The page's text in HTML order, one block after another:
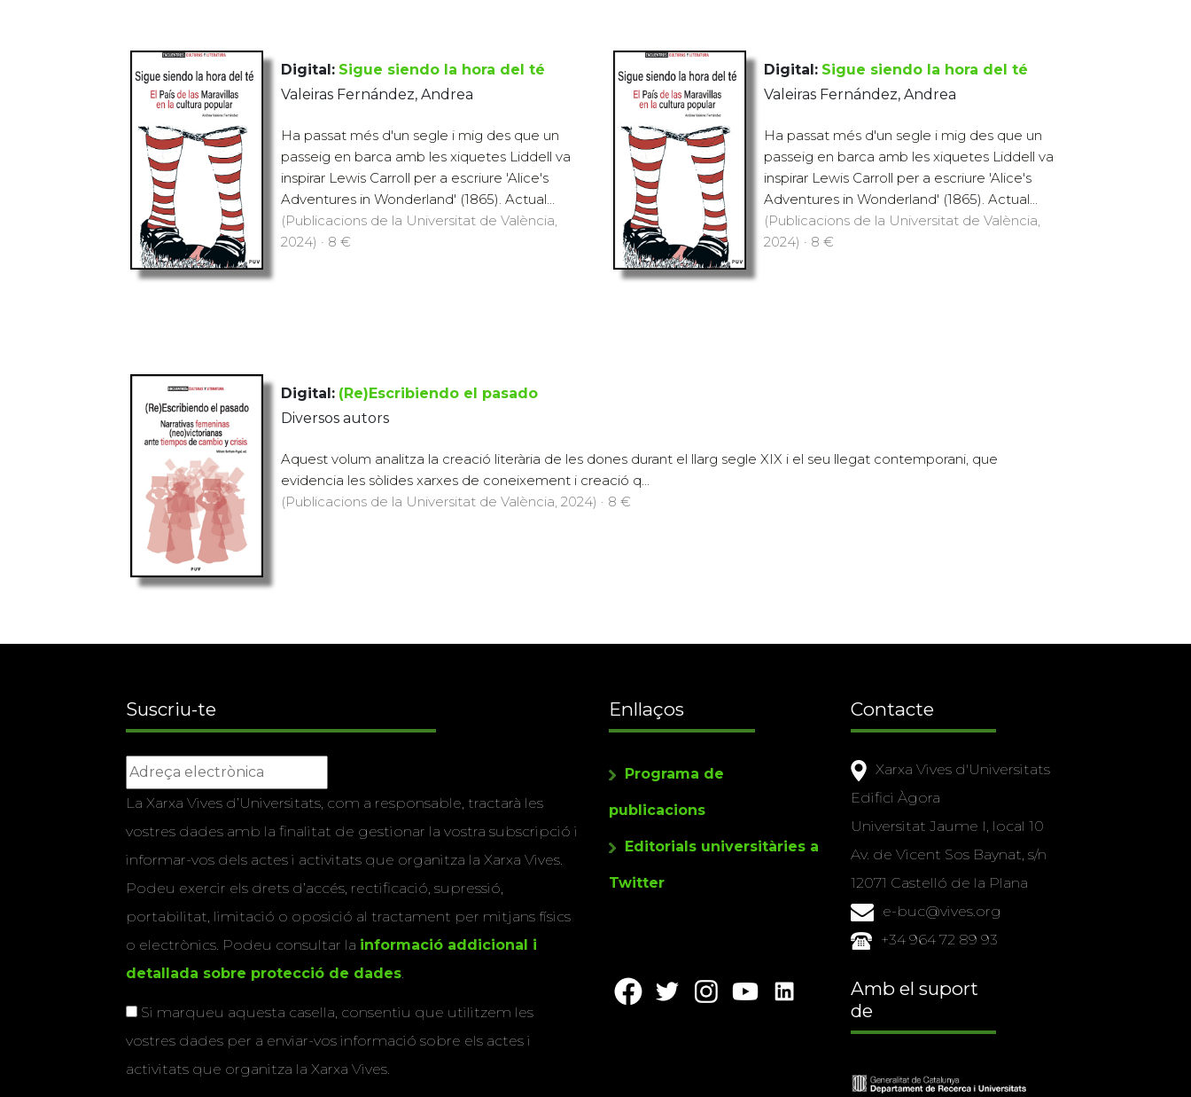
Digital: Sigue siendo la hora del té
Valeiras Fernández, Andrea
Ha passat més d'un segle i mig des que un
passeig en barca amb les xiquetes Liddell va
inspirar Lewis Carroll per a escriure 'Alice's
Adventures in Wonderland' (1865). Actual...
(Publicacions de la Universitat de València,
2024) · 8 €
Digital: Sigue siendo la hora del té
Valeiras Fernández, Andrea
Ha passat més d'un segle i mig des que un
passeig en barca amb les xiquetes Liddell va
inspirar Lewis Carroll per a escriure 'Alice's
Adventures in Wonderland' (1865). Actual...
(Publicacions de la Universitat de València,
2024) · 8 €
Digital: (Re)Escribiendo el pasado
Diversos autors
Aquest volum analitza la creació literària de les dones durant el llarg segle XIX i el seu llegat contemporani, que
evidencia les sòlides xarxes de coneixement i creació q...
(Publicacions de la Universitat de València, 2024) · 8 €
Suscriu-te
La Xarxa Vives d’Universitats, com a responsable, tractarà les
vostres dades amb la finalitat de gestionar la vostra subscripció i
informar-vos dels actes i activitats que organitza la Xarxa Vives.
Podeu exercir els drets d’accés, rectificació, supressió,
portabilitat, limitació o oposició al tractament per mitjans físics
o electrònics. Podeu consultar la informació addicional i
detallada sobre protecció de dades.
Si marqueu aquesta casella, consentiu que utilitzem les
vostres dades per a enviar-vos informació sobre els actes i
activitats que organitza la Xarxa Vives.
Enllaços
Programa de
publicacions
Editorials universitàries a
Twitter
Contacte
Xarxa Vives d'Universitats
Edifici Àgora
Universitat Jaume I, local 10
Av. de Vicent Sos Baynat, s/n
12071 Castelló de la Plana
e-buc@vives.org
+34 964 72 89 93
Amb el suport
de